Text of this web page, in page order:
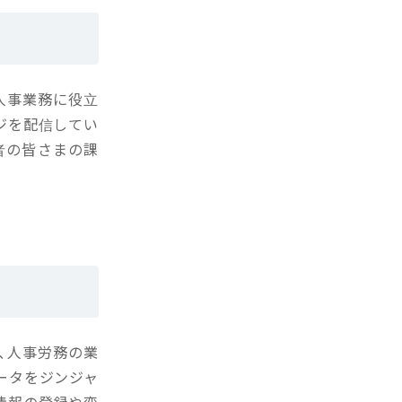
事業務に役立
を配信してい
の皆さまの課
人事労務の業
タをジンジャ